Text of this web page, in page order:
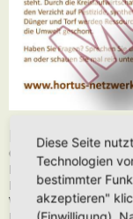
Daten zum
Größe: 410 x 295 x 2 mm
Material:
Druck: Digital-
Wetterfest
Diese Seite
Technologien
bestimmter
akzeptieren"